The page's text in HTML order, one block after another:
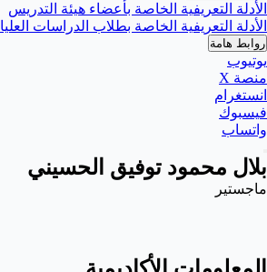
الأدلة التعريفية الخاصة بأعضاء هيئة التدريس
الأدلة التعريفية الخاصة بطلاب الدراسات العليا
روابط هامة
يوتيوب
منصة X
انستغرام
فيسبوك
واتساب
بلال محمود توفيق الحسيني
ماجستير